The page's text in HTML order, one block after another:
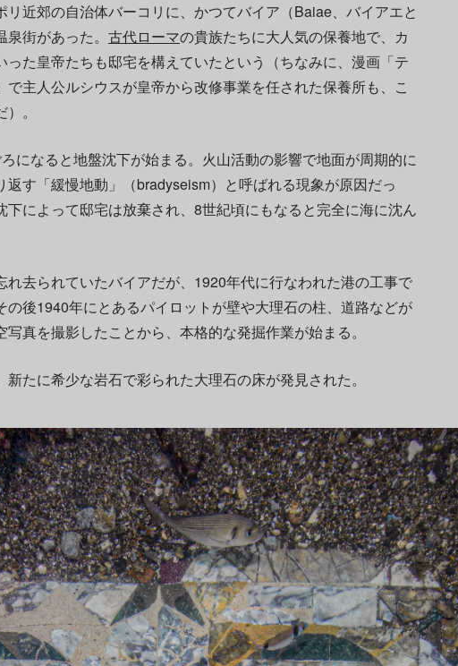
リ近郊の自治体バーコリに、かつてバイア（Baiae、バイアエと
街があった。 古代ローマの貴族たちに大人気の保養地で、カ
った皇帝たちも邸宅を構えていたという（ちなみに、漫画「テ
で主人公ルシウスが皇帝から改修事業を任された保養所も、こ
。
になると地盤沈下が始まる。火山活動の影響で地面が周期的に
返す「緩慢地動」（bradyseism）と呼ばれる現象が原因だっ
下によって邸宅は放棄され、8世紀頃にもなると完全に海に沈ん
れ去られていたバイアだが、1920年代に行なわれた港の工事で
の後1940年にとあるパイロットが壁や大理石の柱、道路などが
真を撮影したことから、本格的な発掘作業が始まる。
新たに希少な岩石で彩られた大理石の床が発見された。